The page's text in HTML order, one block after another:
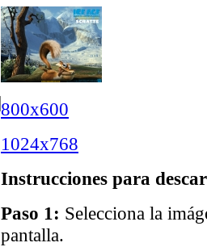
800x600
1024x768
Instrucciones para
Paso 1: Selecciona la
pantalla.